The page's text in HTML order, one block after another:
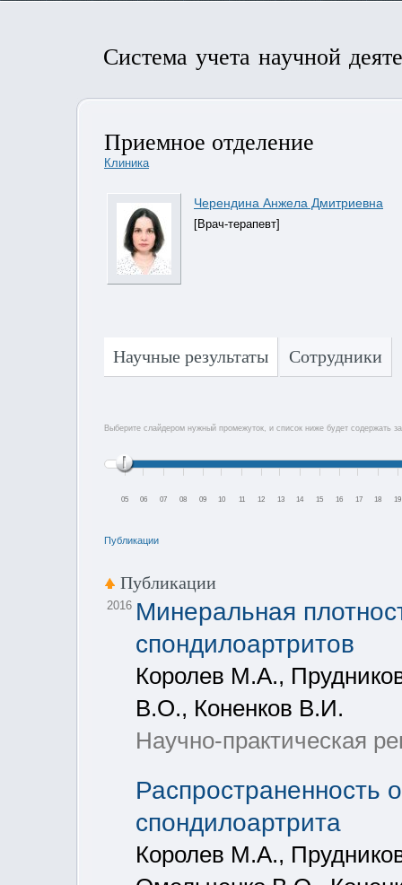
Система учета научной
Приемное отделение
Клиника
Черендина Анжела Дмитриевна
[Врач-терапевт]
Научные результаты Сотрудники
Выберите слайдером нужный промежуток, и список ниже будет содержать
05 06 07 08 09 10 11 12 13 14 15 16 17 18 19
Публикации
Публикации
2016 Минеральная
спондилоартритов
Королев М.А.,
В.О., Коненков В.И.
Научно-практическая
Распространенность
спондилоартрита
Королев М.А.,